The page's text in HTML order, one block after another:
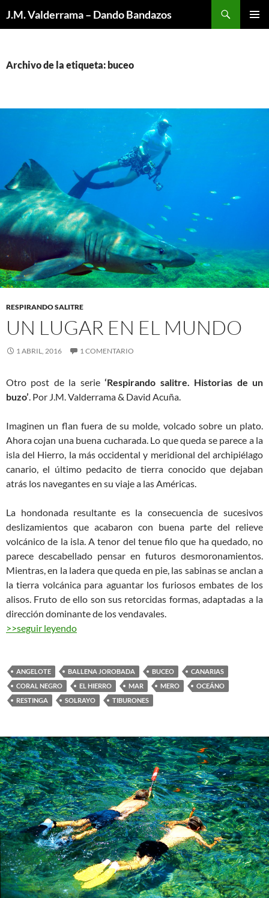
alJ.M. Valderrama – Dando Bandazos
Archivo de la etiqueta: buceo
RESPIRANDO SALITRE
UN LUGAR EN EL MUNDO
1 ABRIL, 2016 1 COMENTARIO
Otro post de la serie‘Respirando salitre. Historias de un
buzo’ . Por J.M. Valderrama & David Acuña.
Imaginen un flan fuera de su molde, volcado sobre un plato.
Ahora cojan una buena cucharada. Lo que queda se parece a la
isla del Hierro, la más occidental y meridional del archipiélago
canario, el último pedacito de tierra conocido que dejaban
atrás los navegantes en su viaje a las Américas.
La hondonada resultante es la consecuencia de sucesivos
deslizamientos que acabaron con buena parte del relieve
volcánico de la isla. A tenor del tenue filo que ha quedado, no
parece descabellado pensar en futuros desmoronamientos.
Mientras, en la ladera que queda en pie, las sabinas se anclan a
la tierra volcánica para aguantar los furiosos embates de los
alisos. Fruto de ello son sus retorcidas formas, adaptadas a la
dirección dominante de los vendavales.
>>seguir leyendo
ANGELOTE BALLENA JOROBADA BUCEO
CANARIAS
CORAL NEGRO
EL HIERRO MAR MERO
OCEÁNO
RESTINGA
SOLRAYO TIBURONES